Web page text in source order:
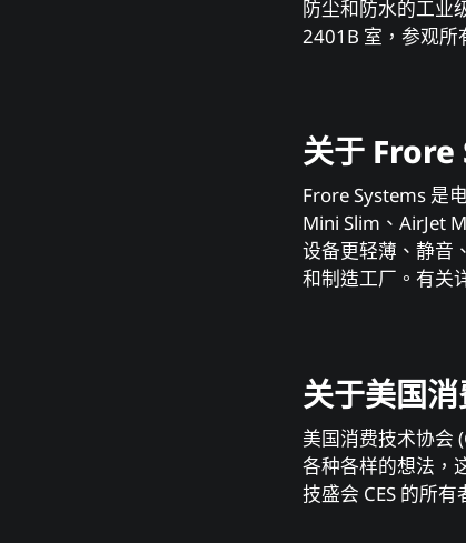
防尘和防⽔的⼯业
2401B 室，参观所
关于
Frore Systems 是
Mini Slim、AirJet
设备更轻薄、静⾳
和制造⼯⼚。有关
关于美国
美国消费技术协会
各种各样的想法，
技盛会 CES 的所